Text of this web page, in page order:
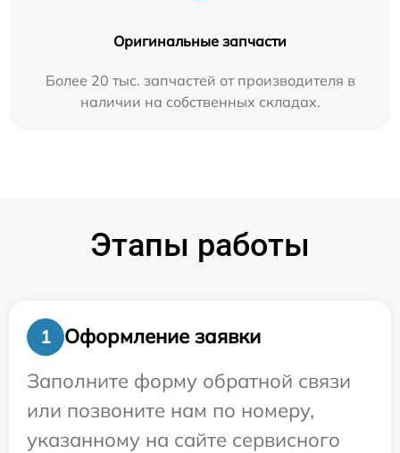
Оригинальные запчасти
Более 20 тыс. запчастей от производителя в
наличии на собственных складах.
Этапы работы
1
Оформление заявки
Заполните форму обратной связи
или позвоните нам по номеру,
указанному на сайте сервисного